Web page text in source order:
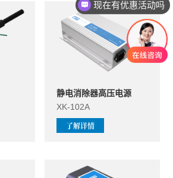
静电消除器高压电源
XK-102A
了解详情
现在有优惠活动吗